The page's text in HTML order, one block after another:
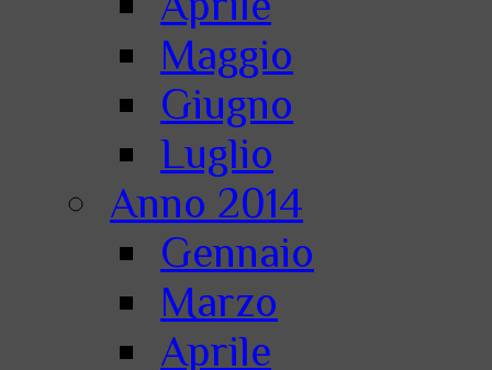
Maggio
Giugno
Luglio
Anno 2014
Gennaio
Marzo
Aprile